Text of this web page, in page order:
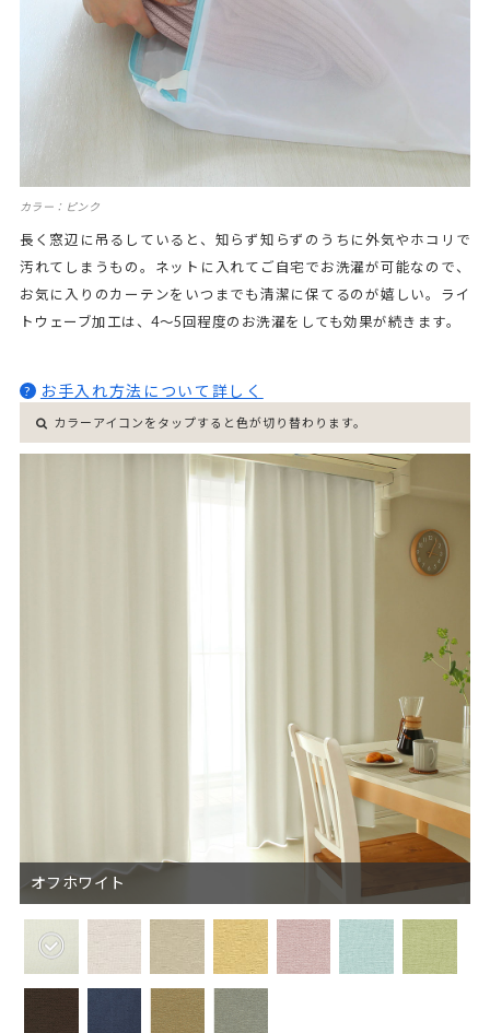
カラー：ピンク
長く窓辺に吊るしていると、知らず知らずのうちに外気やホコリで
汚れてしまうもの。ネットに入れてご自宅でお洗濯が可能なので、
お気に入りのカーテンをいつまでも清潔に保てるのが嬉しい。ライ
トウェーブ加工は、4～5回程度のお洗濯をしても効果が続きます。
? お手入れ方法について詳しく
カラーアイコンをタップすると色が切り替わります。
オフホワイト